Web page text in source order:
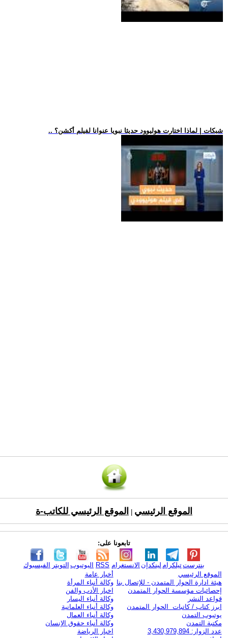
.. شبكات | لماذا اختارت هوليوود حديثا نبويا عنوانا لفيلم أكشن؟
الموقع الرئيسي الموقع الرئيسي للكاتب-ة
تابعونا على:
الفيسبوك التويتر اليوتيوب RSS الانستغرام لينكدإن تيلكرامبنترست
الموقع الرئيسي
هيئة ادارة الحوار المتمدن - للإتصال بنا
إحصائيات مؤسسة الحوار المتمدن
قواعد النشر
ابرز كتاب / كاتبات الحوار المتمدن
يوتيوب التمدن
مكتبة التمدن
عدد الزوار: 3,430,979,894
أخبار عامة
وكالة أنباء المرأة
اخبار الأدب والفن
وكالة أنباء اليسار
وكالة أنباء العلمانية
وكالة أنباء العمال
وكالة أنباء حقوق الإنسان
اخبار الرياضة